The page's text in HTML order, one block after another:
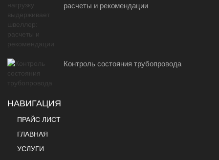
расчеты и рекомендации
Контроль состояния трубопровода
НАВИГАЦИЯ
ПРАЙС ЛИСТ
ГЛАВНАЯ
УСЛУГИ